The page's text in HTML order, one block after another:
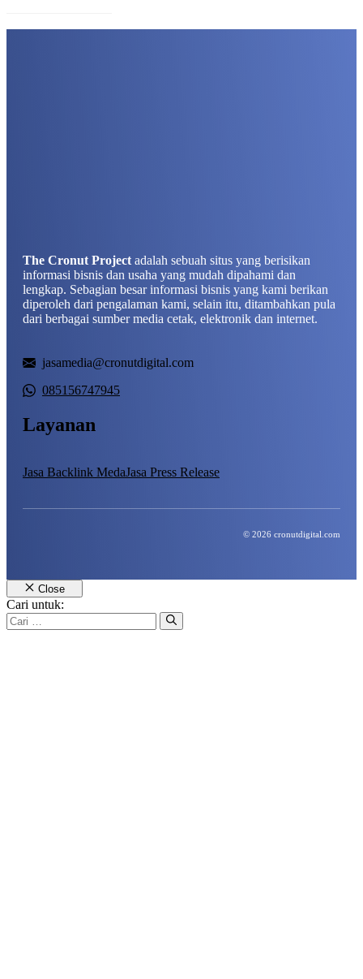
The Cronut Project adalah sebuah situs yang berisikan
informasi bisnis dan usaha yang mudah dipahami dan
lengkap. Sebagian besar informasi bisnis yang kami berikan
diperoleh dari pengalaman kami, selain itu, ditambahkan pula
dari berbagai sumber media cetak, elektronik dan internet.
jasamedia@cronutdigital.com
085156747945
Layanan
Jasa Backlink MedaJasa Press Release
© 2026 cronutdigital.com
Close
Cari untuk: